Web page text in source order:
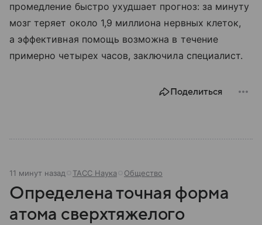
промедление быстро ухудшает прогноз: за минуту
мозг теряет около 1,9 миллиона нервных клеток,
а эффективная помощь возможна в течение
примерно четырех часов, заключила специалист.
Поделиться
11 минут назад ТАСС Наука Общество
Определена точная форма
атома сверхтяжелого